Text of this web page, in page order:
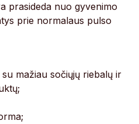
prasideda nuo gyvenimo
prie normalaus pulso
mažiau sočiųjų riebalų ir